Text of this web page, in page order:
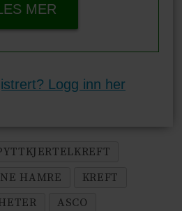
MER
Logg inn her
HAMRE
KREFT
ASCO